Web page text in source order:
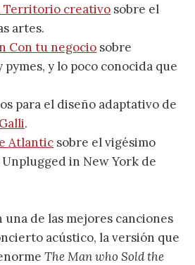
Territorio creativo sobre el
artes.
Con tu negocio sobre
y lo poco conocida que
para el diseño adaptativo de
Galli.
Atlantic sobre el vigésimo
in New York de
una de las mejores canciones
acústico, la versión que
The Man who Sold the